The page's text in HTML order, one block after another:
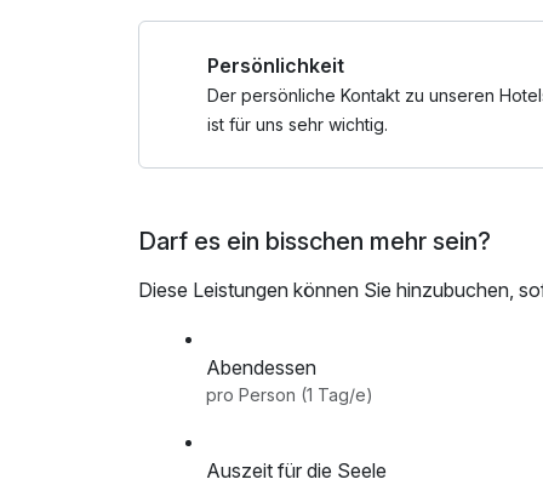
Persönlichkeit
Der persönliche Kontakt zu unseren
ist für uns sehr wichtig.
Darf es ein bisschen mehr sein?
Diese Leistungen können Sie hinzubuchen,
Abendessen
pro Person (1 Tag/e)
Auszeit für die Seele